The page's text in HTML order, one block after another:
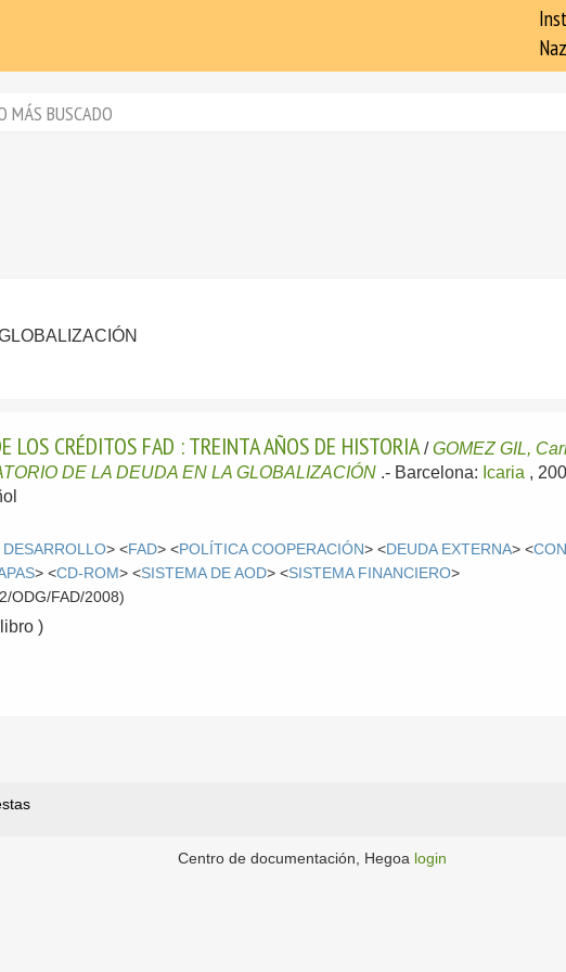
MÁS BUSCADO
LOS CRÉDITOS FAD : TREINTA AÑOS DE HISTORIA /GOMEZ GIL,
DE LA DEUDA EN LA GLOBALIZACIÓN .- Barcelona: Icaria ,
DESARROLLO> <FAD> <POLÍTICA COOPERACIÓN> <DEUDA EXTERNA> <
> <CD-ROM> <SISTEMA DE AOD> <SISTEMA FINANCIERO>
ODG/FAD/2008)
)
Centro de documentación, Hegoa login